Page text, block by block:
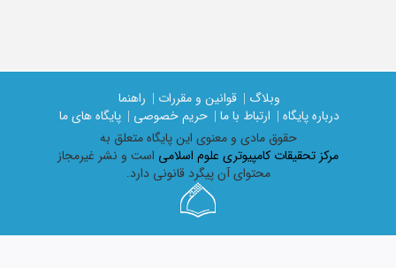
وبلاگ | قوانین و مقررات |
راهنما
درباره پایگاه |
ارتباط با ما | حریم خصوصی |
پایگاه های ما
حقوق مادی و معنوی اين پايگاه متعلق به
مرکز تحقیقات کامپیوتری علوم اسلامی است و نشر غیرمجاز
محتوای آن پیگرد قانونی دارد.